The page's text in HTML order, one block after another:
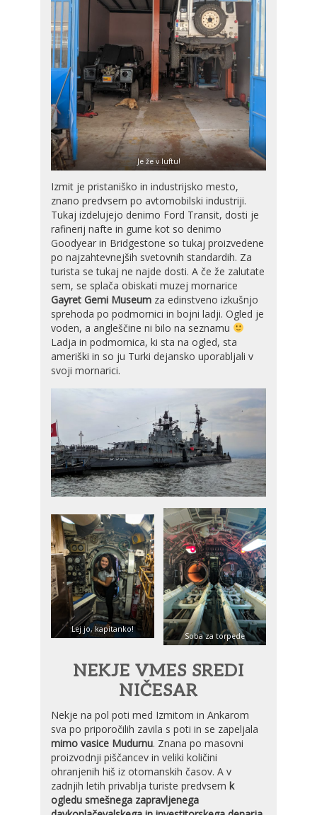
Je že v luftu!
Izmit je pristaniško in industrijsko mesto,
znano predvsem po avtomobilski industriji.
Tukaj izdelujejo denimo Ford Transit, dosti je
rafinerij nafte in gume kot so denimo
Goodyear in Bridgestone so tukaj proizvedene
po najzahtevnejših svetovnih standardih. Za
turista se tukaj ne najde dosti. A če že zalutate
sem, se splača obiskati muzej mornarice
Gayret Gemi Museumza edinstveno izkušnjo
sprehoda po podmornici in bojni ladji. Ogled je
voden, a angleščine ni bilo na seznamu
Ladja in podmornica, ki sta na ogled, sta
ameriški in so ju Turki dejansko uporabljali v
svoji mornarici.
Lej jo, kapitanko!
Soba za torpede
NEKJE VMES SREDI
NIČESAR
Nekje na pol poti med Izmitom in Ankarom
sva po priporočilih zavila s poti in se zapeljala
mimo vasice Mudurnu. Znana po masovni
proizvodnji piščancev in veliki količini
ohranjenih hiš iz otomanskih časov. A v
zadnjih letih privablja turiste predvsem k
ogledu smešnega zapravljenega